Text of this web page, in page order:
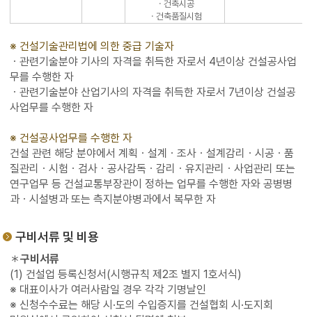
ㆍ건축시공
ㆍ건축품질시험
※ 건설기술관리법에 의한 중급 기술자
ㆍ관련기술분야 기사의 자격을 취득한 자로서 4년이상 건설공사업
무를 수행한 자
ㆍ관련기술분야 산업기사의 자격을 취득한 자로서 7년이상 건설공
사업무를 수행한 자
※ 건설공사업무를 수행한 자
건설 관련 해당 분야에서 계획ㆍ설계ㆍ조사ㆍ설계감리ㆍ시공ㆍ품
질관리ㆍ시험ㆍ검사ㆍ공사감독ㆍ감리ㆍ유지관리ㆍ사업관리 또는
연구업무 등 건설교통부장관이 정하는 업무를 수행한 자와 공병병
과ㆍ시설병과 또는 측지분야병과에서 복무한 자
구비서류 및 비용
＊구비서류
(1) 건설업 등록신청서(시행규칙 제2조 별지 1호서식)
※ 대표이사가 여러사람일 경우 각각 기명날인
※ 신청수수료는 해당 시·도의 수입증지를 건설협회 시·도지회